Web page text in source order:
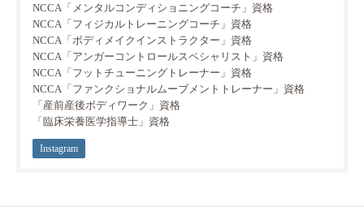
NCCA「メンタルコンディショニングコーチ」資格
NCCA「フィジカルトレーニングコーチ」資格
NCCA「ボディメイクインストラクター」資格
NCCA「アンガーコントロールスペシャリスト」資格
NCCA「フットチューニングトレーナー」資格
NCCA「ファンクショナルムーブメントトレーナー」資格
「産前産後ボディワーク」資格
「臨床栄養医学指導士」資格
Instagram